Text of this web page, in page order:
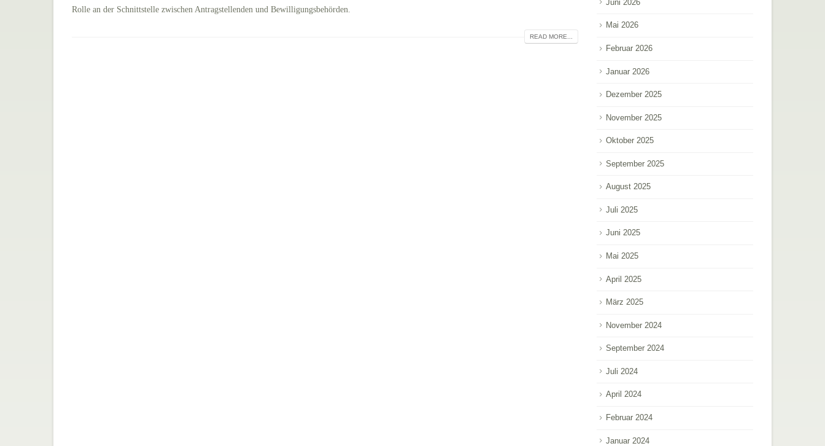
Rolle an der Schnittstelle zwischen Antragstellenden und Bewilligungsbehörden.
READ MORE...
Juni 2026
Mai 2026
Februar 2026
Januar 2026
Dezember 2025
November 2025
Oktober 2025
September 2025
August 2025
Juli 2025
Juni 2025
Mai 2025
April 2025
März 2025
November 2024
September 2024
Juli 2024
April 2024
Februar 2024
Januar 2024